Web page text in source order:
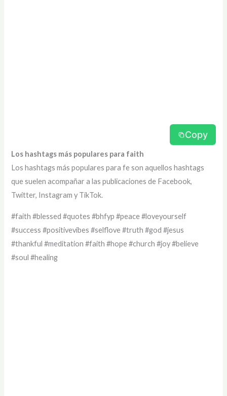
Copy
Los hashtags más populares para faith
Los hashtags más populares para fe son aquellos hashtags
que suelen acompañar a las publicaciones de Facebook,
Twitter, Instagram y TikTok.
#faith #blessed #quotes #bhfyp #peace #loveyourself
#success #positivevibes #selflove #truth #god #jesus
#thankful #meditation #faith #hope #church #joy #believe
#soul #healing